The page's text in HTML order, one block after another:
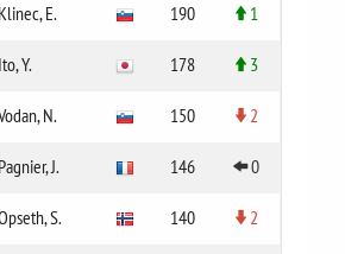
Klinec, E. 190 1
Ito, Y. 178 3
N. 150 2
Pagnier, J. 146 0
S. 140 2